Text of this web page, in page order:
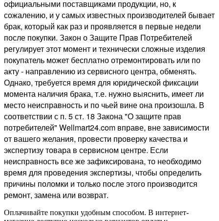
официальными поставщиками продукции, но, к
сожалению, и у самых известных производителей бывает
брак, который как раз и проявляется в первые недели
после покупки. Закон о Защите Прав Потребителей
регулирует этот момент и технически сложные изделия
покупатель может бесплатно отремонтировать или по
акту - направлению из сервисного центра, обменять.
Однако, требуется время для юридической фиксации
момента наличия брака, т.е. нужно выяснить, имеет ли
место неисправность и по чьей вине она произошла. В
соответствии с п. 5 ст. 18 Закона "О защите прав
потребителей" Wellmart24.com вправе, вне зависимости
от вашего желания, провести проверку качества и
экспертизу товара в сервисном центре. Если
неисправность все же зафиксирована, то необходимо
время для проведения экспертизы, чтобы определить
причины поломки и только после этого производится
ремонт, замена или возврат.
Оплачивайте покупки удобным способом. В интернет-